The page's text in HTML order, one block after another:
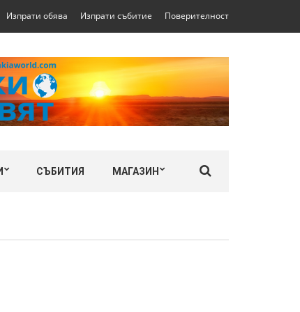
Изпрати обява Изпрати събитие Поверителност
СЪБИТИЯ МАГАЗИН